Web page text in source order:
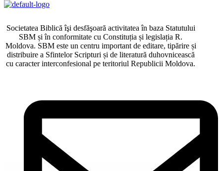
Societatea Biblică îşi desfăşoară activitatea în baza Statutului
SBM și în conformitate cu Constituția și legislația R.
Moldova. SBM este un centru important de editare, tipărire și
distribuire a Sfintelor Scripturi și de literatură duhovnicească
cu caracter interconfesional pe teritoriul Republicii Moldova.